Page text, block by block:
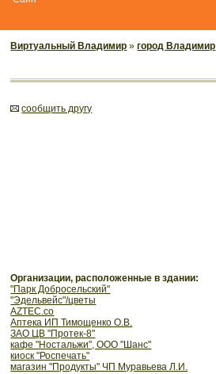
Виртуальный Владимир »город Владимир
cообщить другу
Организации, расположенные в здании:
"Парк Добросельский"
"Эдельвейс"/цветы
AZTEC.сo
Аптека ИП Тимощенко О.В.
ЗАО ЦВ "Протек-8"
кафе "Ностальжи", ООО "Шанс"
киоск "Роспечать"
магазин "Продукты" ЧП Муравьева Л.И.